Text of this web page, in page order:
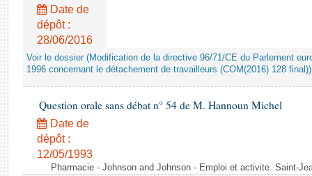
Date de
dépôt :
28/06/2016
Voir le dossier (Modification de la directive 96/71/CE du Parlement
1996 concernant le détachement de travailleurs (COM(2016) 128 final))
Question orale sans débat n° 54 de M. Hannoun Michel
Date de
dépôt :
12/05/1993
Pharmacie - Johnson and Johnson - Emploi et activite. Saint-